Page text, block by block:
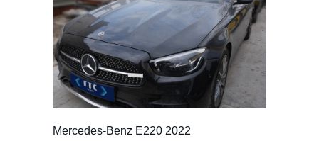
Mercedes-Benz E220 2022